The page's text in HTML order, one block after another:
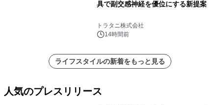
具で副交感神経を優位にする新提案
トラタニ株式会社
14時間前
ライフスタイルの新着をもっと見る
人気のプレスリリース